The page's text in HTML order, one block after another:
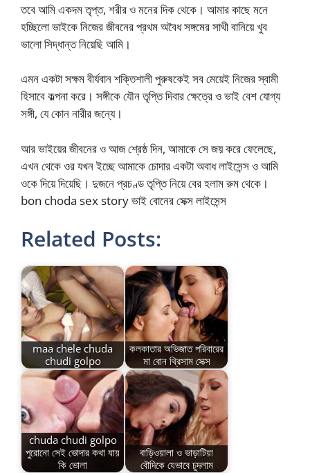
তবে আমি একদম তৃপ্ত, শরীর ও মনের দিক থেকে। আমার কাছে মনে
হচ্ছিলো ভাইকে নিজের জীবনের প্রথম অবৈধ সঙ্গমের সাথী বানিয়ে খুব
ভালো সিদ্ধান্ত নিয়েছি আমি।
এমন একটা সক্ষম বীর্যবান শক্তিশালী পুরুষকেই সব মেয়েই নিজের স্বামী
হিসাবে কল্পনা করে। সঙ্গীকে যৌন তৃপ্তি দিবার ক্ষেত্রে ও ভাই বেশ যোগ্য
সঙ্গী, যে কোন নারীর জন্যে।
আর ভাইয়ের জীবনের ও আজ শ্রেষ্ঠ দিন, আমাকে সে জয় করে ফেলেছে,
এখন থেকে ওর যখন ইচ্ছে আমাকে চোদার একটা অবাধ লাইসেন্স ও আমি
ওকে দিয়ে দিয়েছি। দুজনে প্রচণ্ড তৃপ্তি নিয়ে বের হলাম রুম থেকে।
bon choda sex story ভাই বোনের সেক্স লাইসেন্স
Related Posts:
maa chele chuda
chudi golpo
কলকাতার অভিজাত পরিবারের
মা বোন থ্রিসাম সেক্স
chuda chudi golpo
পুরোনো সেই ভোদার কথা যায়
কি ভোলা
বাড়িওয়ালা ও ভাড়াটিয়া
বৌদিকে যেভাবে চুদলাম